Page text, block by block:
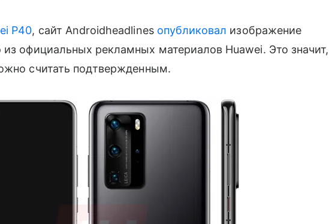
P40, сайт Androidheadlines опубликовал изображение
официальных рекламных материалов Huawei. Это значит,
считать подтвержденным.